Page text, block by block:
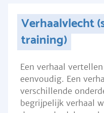
Verhaalvlecht
training)
Een verhaal
eenvoudig. Een
verschillende
begrijpelijk verhaal